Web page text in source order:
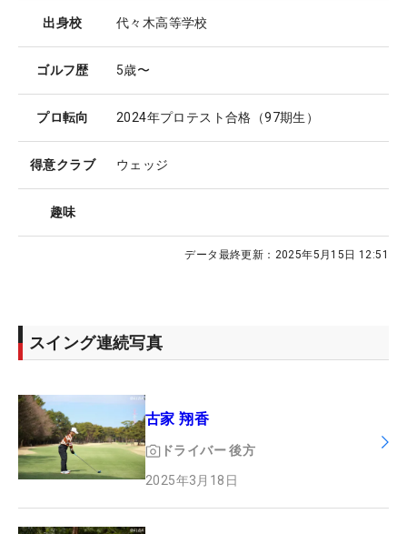
出身校 代々木高等学校
ゴルフ歴 5歳〜
プロ転向 2024年プロテスト合格（97期生）
得意クラブ ウェッジ
趣味
データ最終更新： 2025年5月15日 12:51
スイング連続写真
古家 翔香
ドライバー 後方
2025年3月18日